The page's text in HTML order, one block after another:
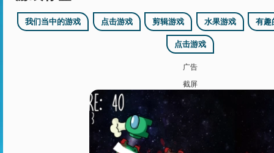
我们当中的游戏 点击游戏 剪辑游戏 水果游戏 有趣
点击游戏
广告
截屏